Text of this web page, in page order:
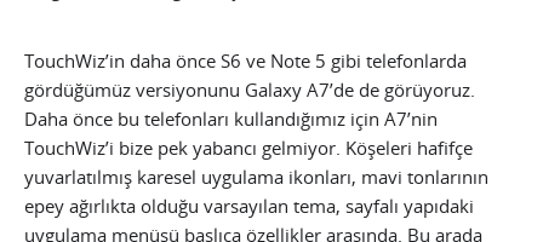
TouchWiz’in daha önce S6 ve Note 5 gibi telefonlarda
gördüğümüz versiyonunu Galaxy A7’de de görüyoruz.
Daha önce bu telefonları kullandığımız için A7’nin
TouchWiz’i bize pek yabancı gelmiyor. Köşeleri hafifçe
yuvarlatılmış karesel uygulama ikonları, mavi tonlarının
epey ağırlıkta olduğu varsayılan tema, sayfalı yapıdaki
uygulama menüsü başlıca özellikler arasında. Bu arada